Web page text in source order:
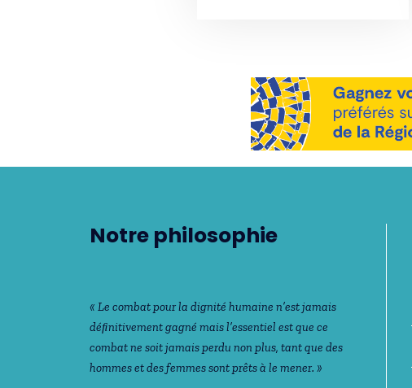
Notre philosophie
« Le combat pour la dignité humaine n’est jamais
déﬁnitivement gagné mais l’essentiel est que ce
combat ne soit jamais perdu non plus, tant que des
hommes et des femmes sont prêts à le mener. »